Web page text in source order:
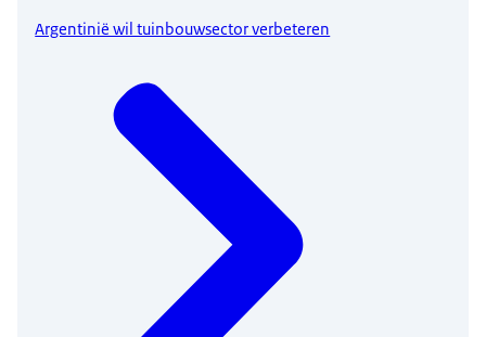
Argentinië wil tuinbouwsector verbeteren